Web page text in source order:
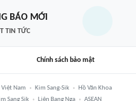
BÁO MỚI
TIN TỨC
Chính sách bảo mật
Nam Kim Sang-Sik
Hồ Văn Khoa
Sang Sik Liên Bang Nga ASEAN